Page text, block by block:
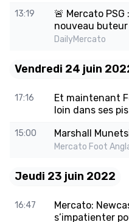
13:19
🚨 Mercato
nouveau
DailyMercato
Vendredi 24 juin
17:16
Et maintenant
loin dans ses
15:00 Marshall
Mercato Foot
Jeudi 23 juin 2022
16:47
Mercato:
s’impatienter